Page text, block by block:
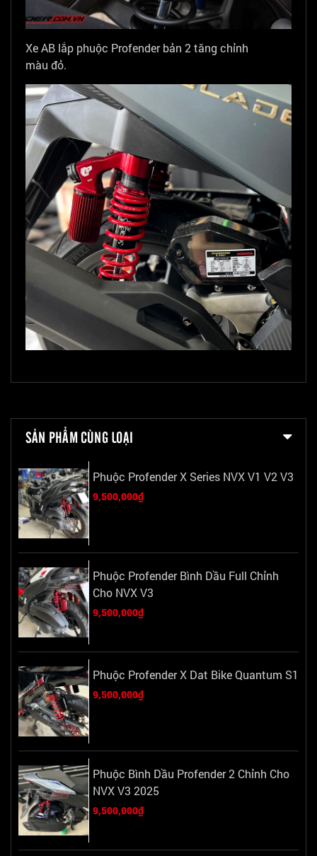
Xe AB lắp phuộc Profender bản 2 tăng chỉnh
màu đỏ.
SẢN PHẨM CÙNG LOẠI
Phuộc Profender X Series NVX V1 V2 V3
9,500,000₫
Phuộc Profender Bình Dầu Full Chỉnh
Cho NVX V3
9,500,000₫
Phuộc Profender X Dat Bike Quantum S1
9,500,000₫
Phuộc Bình Dầu Profender 2 Chỉnh Cho
NVX V3 2025
9,500,000₫